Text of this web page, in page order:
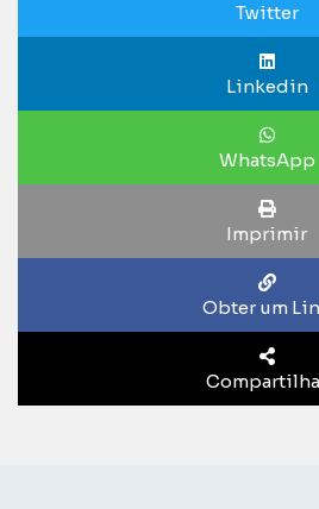
Twitter
Linkedin
WhatsApp
Imprimir
Obter um